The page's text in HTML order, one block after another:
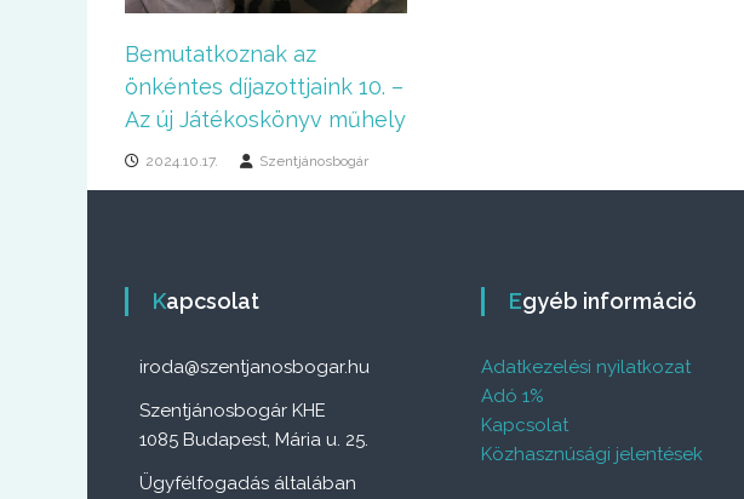
Bemutatkoznak az
önkéntes díjazottjaink 10. –
Az új Játékoskönyv műhely
2024.10.17. Szentjánosbogár
Kapcsolat
iroda@szentjanosbogar.hu
Szentjánosbogár KHE
1085 Budapest, Mária u. 25.
Ügyfélfogadás általában
Egyéb információ
Adatkezelési nyilatkozat
Adó 1%
Kapcsolat
Közhasznúsági jelentések